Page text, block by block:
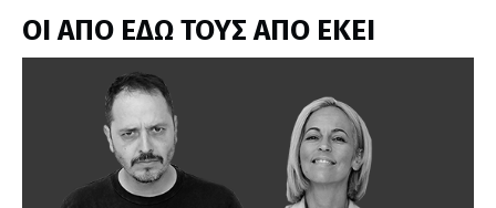
ΟΙ ΑΠΟ ΕΔΩ ΤΟΥΣ ΑΠΟ ΕΚΕΙ